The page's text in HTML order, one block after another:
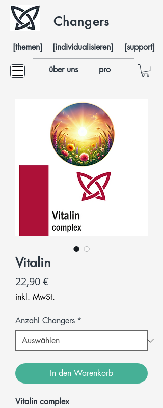
[themen] [individualisieren] [support]
über uns pro
Changers
Vitalin
22,90 €
inkl. MwSt.
Anzahl Changers *
In den Warenkorb
Vitalin complex